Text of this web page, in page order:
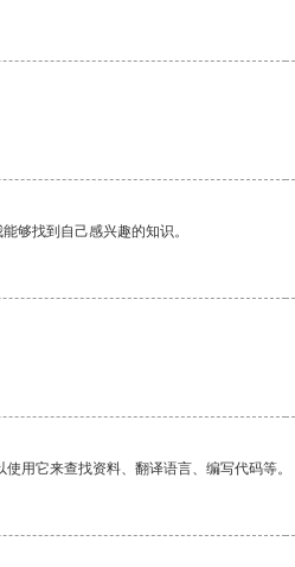
够找到自己感兴趣的知识。
用它来查找资料、翻译语言、编写代码等。